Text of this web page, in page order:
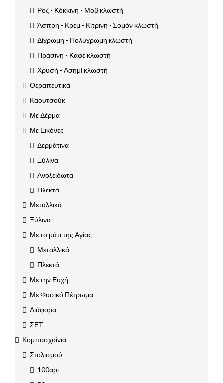
Ροζ - Κόκκινη - Μοβ κλωστή
Άσπρη - Κρεμ - Κίτρινη - Σομόν κλωστή
Δίχρωμη - Πολύχρωμη κλωστή
Πράσινη - Καφέ κλωστή
Χρυσή - Ασημί κλωστή
Θεραπευτικά
Καουτσούκ
Με Δέρμα
Με Εικόνες
Δερμάτινα
Ξύλινα
Ανοξείδωτα
Πλεκτά
Μεταλλικά
Ξύλινα
Με το μάτι της Αγίας
Μεταλλικά
Πλεκτά
Με την Ευχή
Με Φυσικό Πέτρωμα
Διάφορα
ΣΕΤ
Κομποσχοίνια
Στολισμού
100αρι